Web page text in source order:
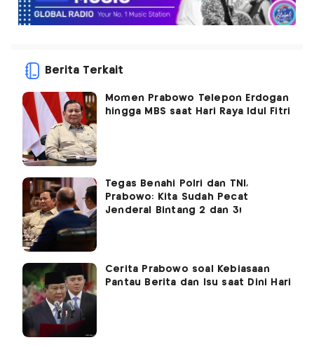
Berita Terkait
Momen Prabowo Telepon Erdogan
hingga MBS saat Hari Raya Idul Fitri
Tegas Benahi Polri dan TNI,
Prabowo: Kita Sudah Pecat
Jenderal Bintang 2 dan 3!
Cerita Prabowo soal Kebiasaan
Pantau Berita dan Isu saat Dini Hari